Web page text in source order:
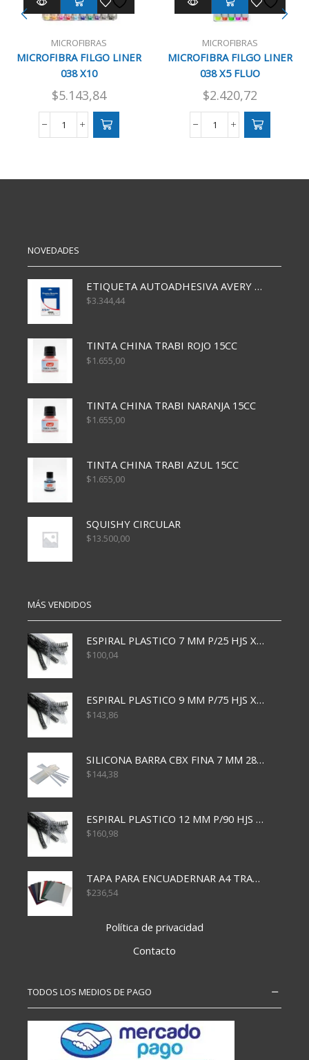
MICROFIBRAS
MICROFIBRA FILGO LINER
038 X10
$5.143,84
MICROFIBRA
X10
MICROFIBRAS
MICROFIBRA FILGO LINER
038 X5 FLUO
$2.420,72
MICROFIBRA
X5
NOVEDADES
ETIQUETA AUTOADHESIVA AVERY 3026 30H 20 X 70
$3.344,44
TINTA CHINA TRABI ROJO 15CC
$1.655,00
TINTA CHINA TRABI NARANJA 15CC
$1.655,00
TINTA CHINA TRABI AZUL 15CC
$1.655,00
SQUISHY CIRCULAR
$13.500,00
MÁS VENDIDOS
ESPIRAL PLASTICO 7 MM P/25 HJS X50x3000
$100,04
ESPIRAL PLASTICO 9 MM P/75 HJS X50X2400
$143,86
SILICONA BARRA CBX FINA 7 MM 28 CM
$144,38
ESPIRAL PLASTICO 12 MM P/90 HJS X50X1500
$160,98
TAPA PARA ENCUADERNAR A4 TRANSP x50x500
$236,54
Política de privacidad
Contacto
TODOS LOS MEDIOS DE PAGO